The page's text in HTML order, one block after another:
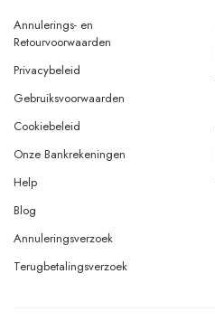
Annulerings- en
Retourvoorwaarden
Privacybeleid
Gebruiksvoorwaarden
Cookiebeleid
Onze Bankrekeningen
Help
Blog
Annuleringsverzoek
Terugbetalingsverzoek